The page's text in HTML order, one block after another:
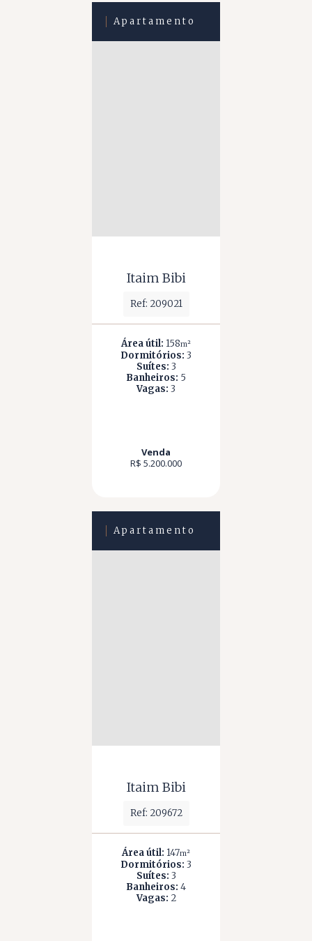
Apartamento
Itaim Bibi
Ref: 209021
Área útil: 158m²
Dormitórios: 3
Suítes: 3
Banheiros: 5
Vagas: 3
Venda
R$ 5.200.000
Apartamento
Itaim Bibi
Ref: 209672
Área útil: 147m²
Dormitórios: 3
Suítes: 3
Banheiros: 4
Vagas: 2